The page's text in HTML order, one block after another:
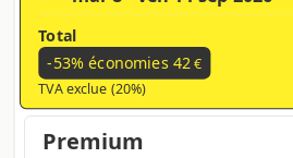
Total
-53% économies 42€
TVA exclue (20%)
Premium